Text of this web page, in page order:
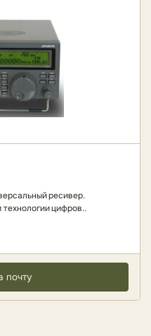
ресивер.
цифров..
почту